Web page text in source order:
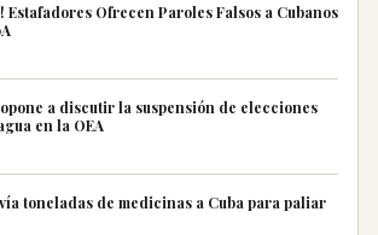
Estafadores Ofrecen Paroles Falsos a Cubanos
a discutir la suspensión de elecciones
en la OEA
toneladas de medicinas a Cuba para paliar